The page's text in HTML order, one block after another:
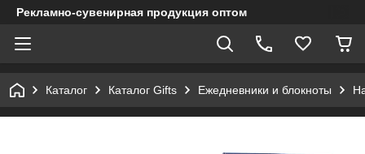
Рекламно-сувенирная продукция оптом
Каталог Каталог Gifts Ежедневники и блокноты